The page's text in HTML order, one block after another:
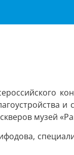
и
музей